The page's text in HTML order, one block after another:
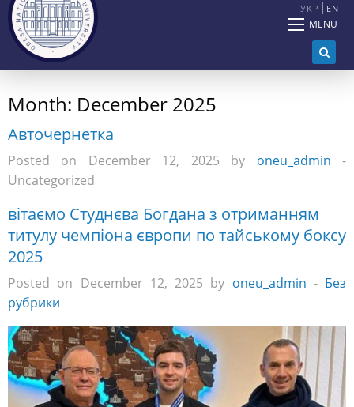
УКР EN
MENU
Month: December 2025
Авточернетка
Posted on December 12, 2025 by oneu_admin -
Uncategorized
вітаємо Студнєва Богдана з отриманням
титулу чемпіона європи по тайському боксу
2025
Posted on December 12, 2025 by oneu_admin - Без
рубрики